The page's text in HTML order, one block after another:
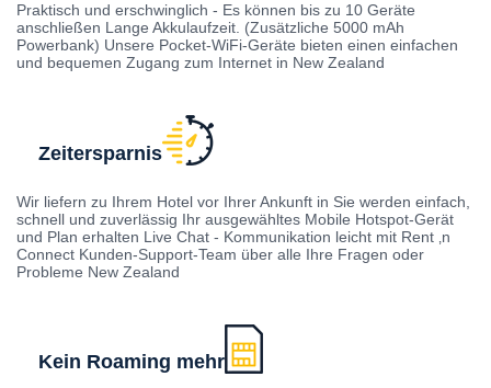
Praktisch und erschwinglich - Es können bis zu 10 Geräte
anschließen Lange Akkulaufzeit. (Zusätzliche 5000 mAh
Powerbank) Unsere Pocket-WiFi-Geräte bieten einen einfachen
und bequemen Zugang zum Internet in New Zealand
Zeitersparnis
Wir liefern zu Ihrem Hotel vor Ihrer Ankunft in Sie werden einfach,
schnell und zuverlässig Ihr ausgewähltes Mobile Hotspot-Gerät
und Plan erhalten Live Chat - Kommunikation leicht mit Rent ‚n
Connect Kunden-Support-Team über alle Ihre Fragen oder
Probleme New Zealand
Kein Roaming mehr